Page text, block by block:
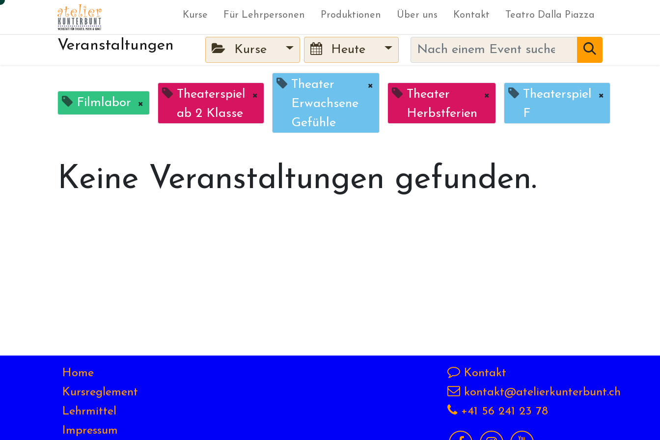
Kurse Für Lehrpersonen Produktionen Über uns Kontakt Teatro Dalla Piazza
Veranstaltungen Kurse Heute
Filmlabor ×
Theaterspiel
ab 2 Klasse
×
Theater
Erwachsene
Gefühle
×
Theater
Herbstferien
×
Theaterspiel
F
×
Keine Veranstaltungen gefunden.
Home
Kursreglement
Lehrmittel
Impressum
Kontakt
kontakt@atelierkunterbunt.ch
+41 56 241 23 78